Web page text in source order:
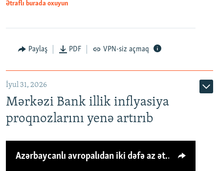
Ətraflı burada oxuyun
Paylaş PDF VPN-siz açmaq
İyul 31, 2026
Mərkəzi Bank illik inflyasiya
proqnozlarını yenə artırıb
Azərbaycanlı avropalıdan iki dəfə az ət yeyir, amma... 'Qiymət artımı qaçılmazdır'